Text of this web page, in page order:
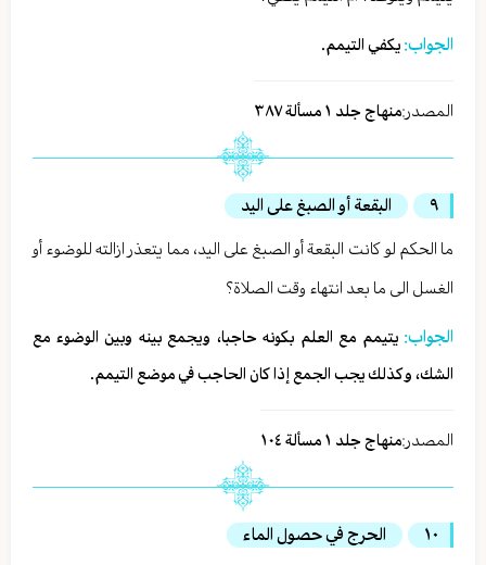
الجواب: يكفي التيمم.
المصدر:منهاج جلد ١ مسألة ٣٨٧
٩
البقعة أو الصبغ على اليد
ما الحكم لو كانت البقعة أو الصبغ على اليد، مما يتعذر ازالته للوضوء أو
الغسل الى ما بعد انتهاء وقت الصلاة؟
الجواب:يتيمم مع العلم بكونه حاجبا، ويجمع بينه وبين الوضوء مع
الشك، وكذلك يجب الجمع إذا كان الحاجب في موضع التيمم.
المصدر:منهاج جلد ١ مسألة ١٠٤
١٠
الحرج في حصول الماء